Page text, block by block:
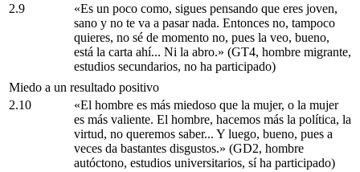
2.9
«Es un poco como, sigues pensando que eres joven,
sano y no te va a pasar nada. Entonces no, tampoco
quieres, no sé de momento no, pues la veo, bueno,
está la carta ahí... Ni la abro.» (GT4, hombre migrante,
estudios secundarios, no ha participado)
Miedo a un resultado positivo
2.10
«El hombre es más miedoso que la mujer, o la mujer
es más valiente. El hombre, hacemos más la política, la
virtud, no queremos saber... Y luego, bueno, pues a
veces da bastantes disgustos.» (GD2, hombre
autóctono, estudios universitarios, sí ha participado)